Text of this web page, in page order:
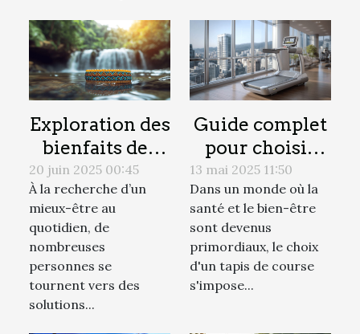
Exploration des
bienfaits des
bracelets
énergétiques
sur le bien-être
20 juin 2025 00:45
À la recherche d’un
mieux-être au
quotidien, de
nombreuses
personnes se
tournent vers des
solutions...
Guide complet
pour choisir
votre tapis de
course en 2025
13 mai 2025 11:50
Dans un monde où la
santé et le bien-être
sont devenus
primordiaux, le choix
d'un tapis de course
s'impose...